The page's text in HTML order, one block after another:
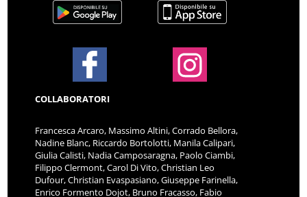
COLLABORATORI
Francesca Arcaro, Massimo Altini, Corrado Bellora,
Nadine Blanc, Riccardo Bortolotti, Manila Calipari,
Giulia Calisti, Nadia Camposaragna, Paolo Ciambi,
Filippo Clermont, Carol Di Vito, Christian Leo
Dufour, Christian Evaspasiano, Giuseppe Farinella,
Enrico Formento Dojot, Bruno Fracasso, Fabio